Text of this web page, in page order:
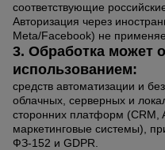
соответствующие
Авторизация через
Meta/Facebook) не
3. Обработка может
использованием:
средств автоматизации и
облачных, серверных и
сторонних платформ (CRM,
маркетинговые системы),
ФЗ-152 и GDPR.